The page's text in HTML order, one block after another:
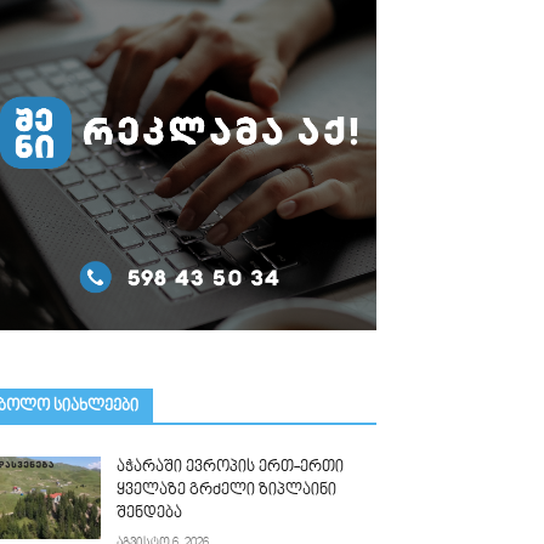
ᲡᲘᲐᲮᲚᲔᲔᲑᲘ
აჭარაში ევროპის ერთ-ერთი
ყველაზე გრძელი ზიპლაინი
შენდება